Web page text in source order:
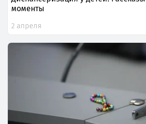
моменты
2 апреля